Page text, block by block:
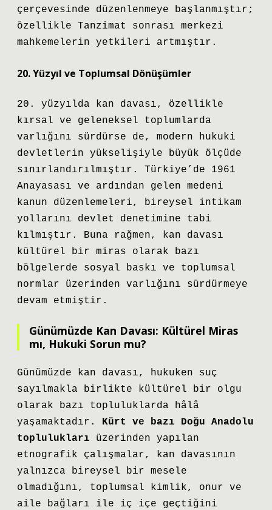
çerçevesinde düzenlenmeye başlanmıştır;
özellikle Tanzimat sonrası merkezi
mahkemelerin yetkileri artmıştır.
20. Yüzyıl ve Toplumsal Dönüşümler
20. yüzyılda kan davası, özellikle
kırsal ve geleneksel toplumlarda
varlığını sürdürse de, modern hukuki
devletlerin yükselişiyle büyük ölçüde
sınırlandırılmıştır. Türkiye’de 1961
Anayasası ve ardından gelen medeni
kanun düzenlemeleri, bireysel intikam
yollarını devlet denetimine tabi
kılmıştır. Buna rağmen, kan davası
kültürel bir miras olarak bazı
bölgelerde sosyal baskı ve toplumsal
normlar üzerinden varlığını sürdürmeye
devam etmiştir.
Günümüzde Kan Davası: Kültürel Miras
mı, Hukuki Sorun mu?
Günümüzde kan davası, hukuken suç
sayılmakla birlikte kültürel bir olgu
olarak bazı topluluklarda hâlâ
yaşamaktadır. Kürt ve bazı Doğu Anadolu
toplulukları üzerinden yapılan
etnografik çalışmalar, kan davasının
yalnızca bireysel bir mesele
olmadığını, toplumsal kimlik, onur ve
aile bağları ile iç içe geçtiğini